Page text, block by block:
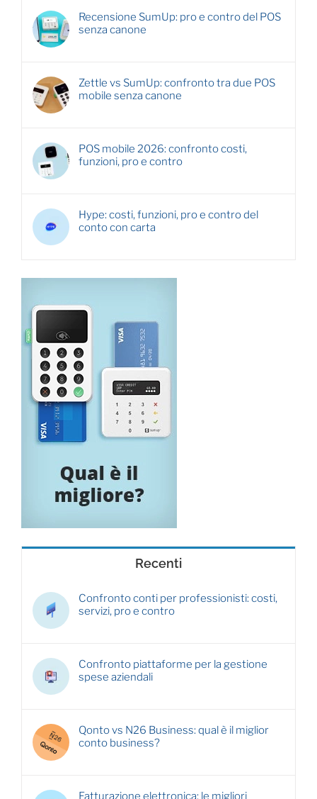
Recensione SumUp: pro e contro del POS
senza canone
Zettle vs SumUp: confronto tra due POS
mobile senza canone
POS mobile 2026: confronto costi,
funzioni, pro e contro
Hype: costi, funzioni, pro e contro del
conto con carta
Recenti
Confronto conti per professionisti: costi,
servizi, pro e contro
Confronto piattaforme per la gestione
spese aziendali
Qonto vs N26 Business: qual è il miglior
conto business?
Fatturazione elettronica: le migliori